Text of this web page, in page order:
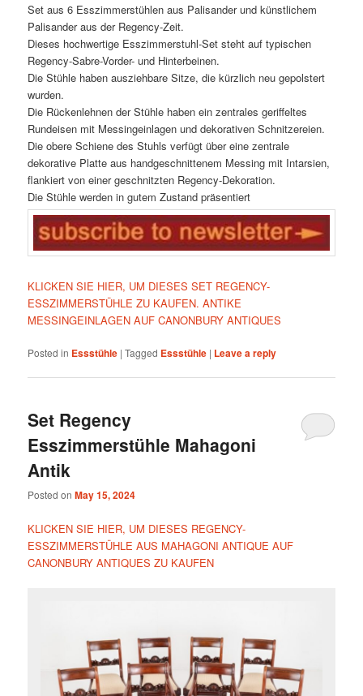
Set aus 6 Esszimmerstühlen aus Palisander und künstlichem
Palisander aus der Regency-Zeit.
Dieses hochwertige Esszimmerstuhl-Set steht auf typischen
Regency-Sabre-Vorder- und Hinterbeinen.
Die Stühle haben ausziehbare Sitze, die kürzlich neu gepolstert
wurden.
Die Rückenlehnen der Stühle haben ein zentrales geriffeltes
Rundeisen mit Messingeinlagen und dekorativen Schnitzereien.
Die obere Schiene des Stuhls verfügt über eine zentrale
dekorative Platte aus handgeschnittenem Messing mit Intarsien,
flankiert von einer geschnitzten Regency-Dekoration.
Die Stühle werden in gutem Zustand präsentiert
KLICKEN SIE HIER, UM DIESES SET REGENCY-
ESSZIMMERSTÜHLE ZU KAUFEN. ANTIKE
MESSINGEINLAGEN AUF CANONBURY ANTIQUES
Posted in Essstühle |Tagged Essstühle | Leave a reply
Set Regency
Esszimmerstühle Mahagoni
Antik
Posted onMay 15, 2024
KLICKEN SIE HIER, UM DIESES REGENCY-
ESSZIMMERSTÜHLE AUS MAHAGONI ANTIQUE AUF
CANONBURY ANTIQUES ZU KAUFEN